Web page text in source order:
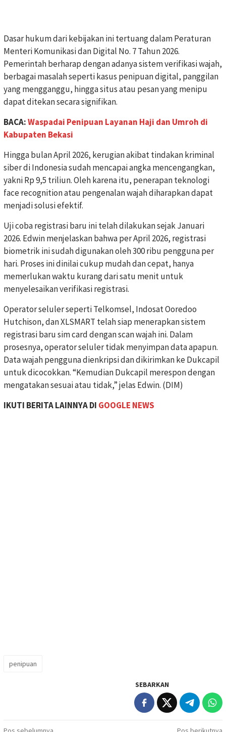
Dasar hukum dari kebijakan ini tertuang dalam Peraturan
Menteri Komunikasi dan Digital No. 7 Tahun 2026.
Pemerintah berharap dengan adanya sistem verifikasi wajah,
berbagai masalah seperti kasus penipuan digital, panggilan
yang mengganggu, hingga situs atau pesan yang menipu
dapat ditekan secara signifikan.
BACA:Waspadai Penipuan Layanan Haji dan Umroh di
Kabupaten Bekasi
Hingga bulan April 2026, kerugian akibat tindakan kriminal
siber di Indonesia sudah mencapai angka mencengangkan,
yakni Rp 9,5 triliun. Oleh karena itu, penerapan teknologi
face recognition atau pengenalan wajah diharapkan dapat
menjadi solusi efektif.
Uji coba registrasi baru ini telah dilakukan sejak Januari
2026. Edwin menjelaskan bahwa per April 2026, registrasi
biometrik ini sudah digunakan oleh 300 ribu pengguna per
hari. Proses ini dinilai cukup mudah dan cepat, hanya
memerlukan waktu kurang dari satu menit untuk
menyelesaikan verifikasi registrasi.
Operator seluler seperti Telkomsel, Indosat Ooredoo
Hutchison, dan XLSMART telah siap menerapkan sistem
registrasi baru sim card dengan scan wajah ini. Dalam
prosesnya, operator seluler tidak menyimpan data apapun.
Data wajah pengguna dienkripsi dan dikirimkan ke Dukcapil
untuk dicocokkan. “Kemudian Dukcapil merespon dengan
mengatakan sesuai atau tidak,” jelas Edwin. (DIM)
IKUTI BERITA LAINNYA DI GOOGLE NEWS
penipuan
SEBARKAN